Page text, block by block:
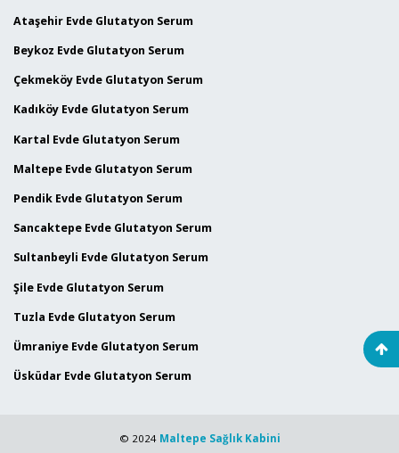
Ataşehir Evde Glutatyon Serum
Beykoz Evde Glutatyon Serum
Çekmeköy Evde Glutatyon Serum
Kadıköy Evde Glutatyon Serum
Kartal Evde Glutatyon Serum
Maltepe Evde Glutatyon Serum
Pendik Evde Glutatyon Serum
Sancaktepe Evde Glutatyon Serum
Sultanbeyli Evde Glutatyon Serum
Şile Evde Glutatyon Serum
Tuzla Evde Glutatyon Serum
Ümraniye Evde Glutatyon Serum
Üsküdar Evde Glutatyon Serum
© 2024 Maltepe Sağlık Kabini